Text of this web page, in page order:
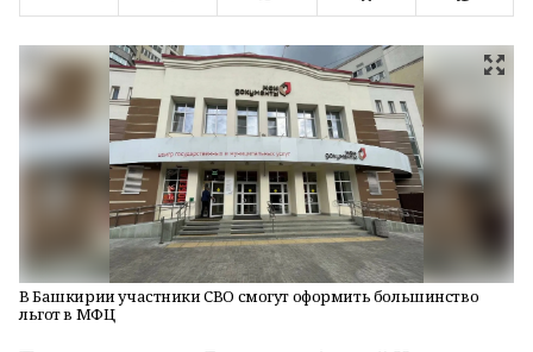
В Башкирии участники СВО смогут оформить большинство
льгот в МФЦ